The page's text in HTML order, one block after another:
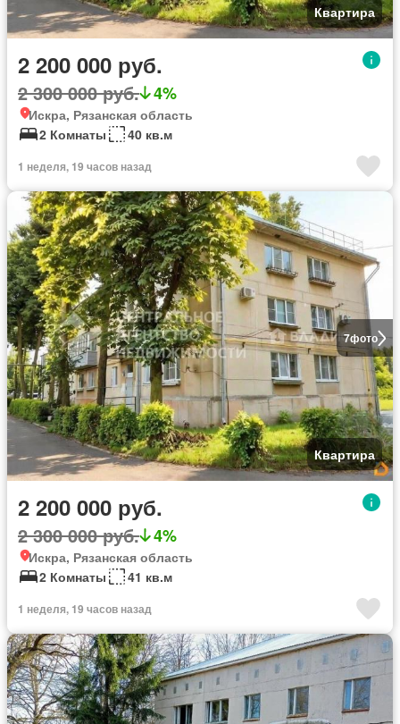
Квартира
2 200 000 руб.
2 300 000 руб. 4%
Искра, Рязанская область
2 Комнаты
40 кв.м
1 неделя, 19 часов назад
7фото
Квартира
2 200 000 руб.
2 300 000 руб. 4%
Искра, Рязанская область
2 Комнаты
41 кв.м
1 неделя, 19 часов назад